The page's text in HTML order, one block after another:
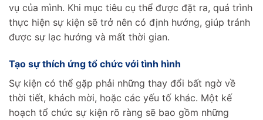
vụ của mình. Khi mục tiêu cụ thể được đặt ra, quá trình
thực hiện sự kiện sẽ trở nên có định hướng, giúp tránh
được sự lạc hướng và mất thời gian.
Tạo sự thích ứng tổ chức với tình hình
Sự kiện có thể gặp phải những thay đổi bất ngờ về
thời tiết, khách mời, hoặc các yếu tố khác. Một kế
hoạch tổ chức sự kiện rõ ràng sẽ bao gồm những